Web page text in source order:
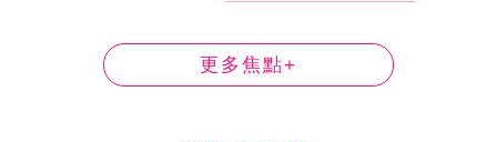
更多焦點+